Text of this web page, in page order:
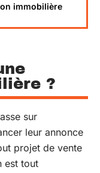
immobilière
?
sur
leur annonce
projet de vente
est tout